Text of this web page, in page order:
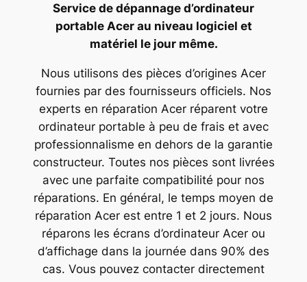
Service de dépannage d’ordinateur
portable Acer au niveau logiciel et
matériel le jour même.
Nous utilisons des pièces d’origines Acer
fournies par des fournisseurs officiels. Nos
experts en réparation Acer réparent votre
ordinateur portable à peu de frais et avec
professionnalisme en dehors de la garantie
constructeur. Toutes nos pièces sont livrées
avec une parfaite compatibilité pour nos
réparations. En général, le temps moyen de
réparation Acer est entre 1 et 2 jours. Nous
réparons les écrans d’ordinateur Acer ou
d’affichage dans la journée dans 90% des
cas. Vous pouvez contacter directement